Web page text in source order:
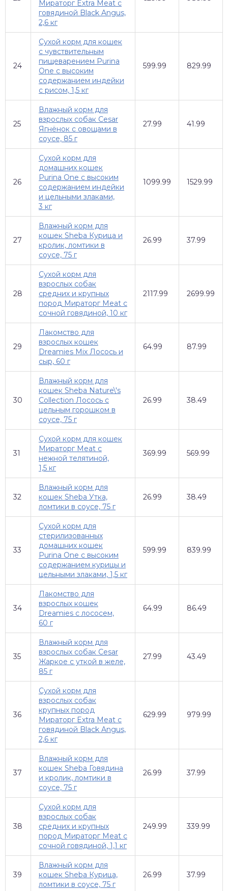
Мираторг Extra Meat с
говядиной Black Angus,
2,6 кг
24
Сухой корм для кошек
с чувствительным
пищеварением Purina
One с высоким
содержанием индейки
с рисом, 1,5 кг
599.99 829.99
25
Влажный корм для
взрослых собак Cesar
Ягнёнок с овощами в
соусе, 85 г
27.99 41.99
26
Сухой корм для
домашних кошек
Purina One с высоким
содержанием индейки
и цельными злаками,
3 кг
1099.99 1529.99
27
Влажный корм для
кошек Sheba Курица и
кролик, ломтики в
соусе, 75 г
26.99 37.99
28
Сухой корм для
взрослых собак
средних и крупных
пород Мираторг Meat с
сочной говядиной, 10 кг
2117.99 2699.99
29
Лакомство для
взрослых кошек
Dreamies Mix Лосось и
сыр, 60 г
64.99 87.99
30
Влажный корм для
кошек Sheba Nature\'s
Collection Лосось с
цельным горошком в
соусе, 75 г
26.99 38.49
31
Сухой корм для кошек
Мираторг Meat с
нежной телятиной,
1,5 кг
369.99 569.99
32
Влажный корм для
кошек Sheba Утка,
ломтики в соусе, 75 г
26.99 38.49
33
Сухой корм для
стерилизованных
домашних кошек
Purina One с высоким
содержанием курицы и
цельными злаками, 1,5 кг
599.99 839.99
34
Лакомство для
взрослых кошек
Dreamies с лососем,
60 г
64.99 86.49
35
Влажный корм для
взрослых собак Cesar
Жаркое с уткой в желе,
85 г
27.99 43.49
36
Сухой корм для
взрослых собак
крупных пород
Мираторг Extra Meat с
говядиной Black Angus,
2,6 кг
629.99 979.99
37
Влажный корм для
кошек Sheba Говядина
и кролик, ломтики в
соусе, 75 г
26.99 37.99
38
Сухой корм для
взрослых собак
средних и крупных
пород Мираторг Meat с
сочной говядиной, 1,1 кг
249.99 339.99
39
Влажный корм для
кошек Sheba Курица,
ломтики в соусе, 75 г
26.99 37.99